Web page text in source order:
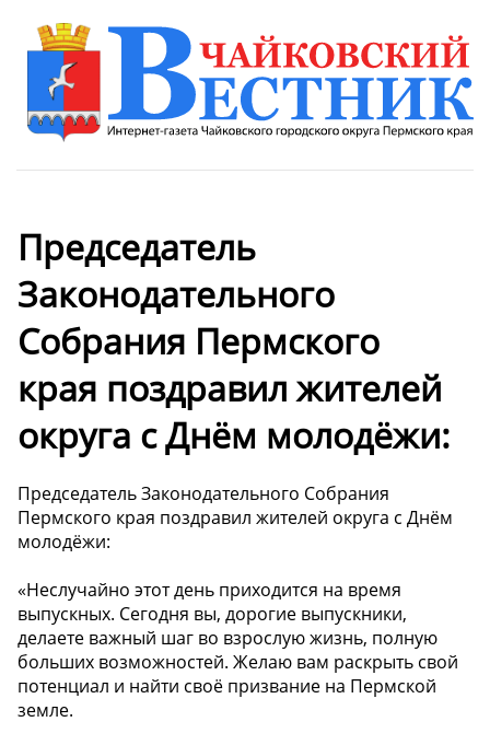
Председатель
Законодательного
Собрания Пермского
края поздравил жителей
округа с Днём молодёжи:
Председатель Законодательного Собрания
Пермского края поздравил жителей округа с Днём
молодёжи:
«Неслучайно этот день приходится на время
выпускных. Сегодня вы, дорогие выпускники,
делаете важный шаг во взрослую жизнь, полную
больших возможностей. Желаю вам раскрыть свой
потенциал и найти своё призвание на Пермской
земле.